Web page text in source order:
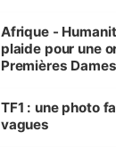
Afrique -
plaide pour une
Premières
sur la scène
TF1 : une photo
vagues